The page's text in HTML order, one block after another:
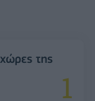
της